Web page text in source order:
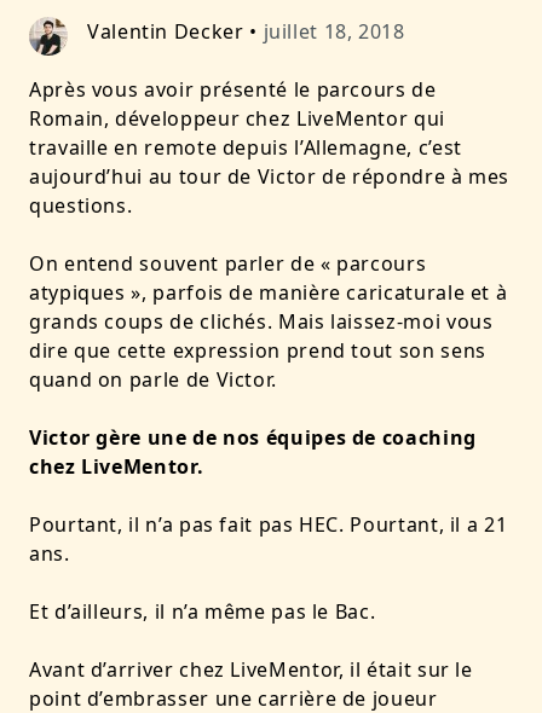
Valentin Decker • juillet 18, 2018
Après vous avoir présenté le parcours de
Romain, développeur chez LiveMentor qui
travaille en remote depuis l’Allemagne, c’est
aujourd’hui au tour de Victor de répondre à mes
questions.
On entend souvent parler de « parcours
atypiques », parfois de manière caricaturale et à
grands coups de clichés. Mais laissez-moi vous
dire que cette expression prend tout son sens
quand on parle de Victor.
Victor gère une de nos équipes de coaching
chez LiveMentor.
Pourtant, il n’a pas fait pas HEC. Pourtant, il a 21
ans.
Et d’ailleurs, il n’a même pas le Bac.
Avant d’arriver chez LiveMentor, il était sur le
point d’embrasser une carrière de joueur